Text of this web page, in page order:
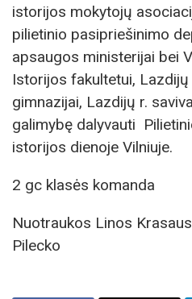
istorijos mokytojų
pilietinio pasipriešinimo
apsaugos ministerijai bei
Istorijos fakultetui,
gimnazijai, Lazdijų r.
galimybę dalyvauti
istorijos dienoje Vilniuje.
2 gc klasės komanda
Nuotraukos Linos
Pilecko